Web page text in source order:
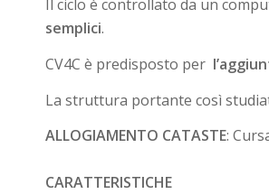
Il ciclo è controllato da un
semplici.
CV4C è predisposto per
La struttura portante così
ALLOGIAMENTO CATASTE:
CARATTERISTICHE